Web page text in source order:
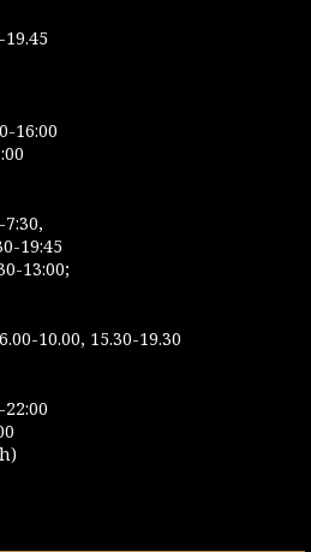
16:00
19:45
13:00;
10.00, 15.30-19.30